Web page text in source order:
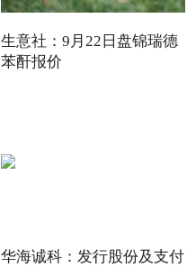
生意社：9月22日盘锦瑞德
苯酐报价
华海诚科：发行股份及支付